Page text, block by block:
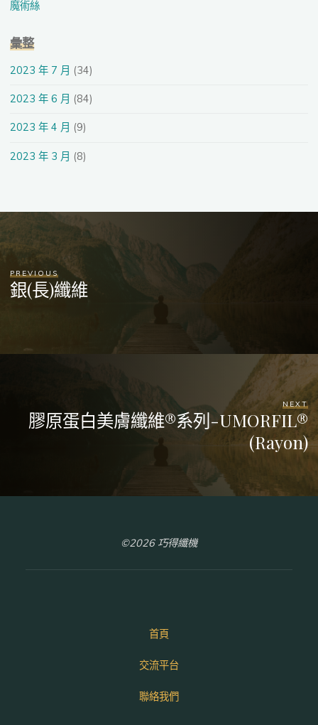
魔術絲
彙整
2023 年 7 月 (34)
2023 年 6 月 (84)
2023 年 4 月 (9)
2023 年 3 月 (8)
PREVIOUS
銀(長)纖維
NEXT
膠原蛋白美膚纖維®系列-UMORFIL®
(Rayon)
©2026 巧得纖機
首頁
交流平台
聯絡我們